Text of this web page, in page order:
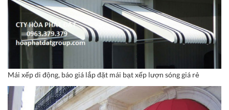
Mái xếp di động, báo giá lắp đặt mái bạt xếp lượn sóng giá rẻ